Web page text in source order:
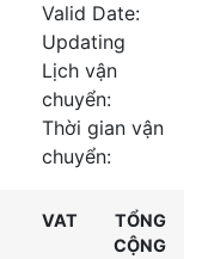
Valid Date:
Updating
Lịch vận
chuyển:
Thời gian vận
chuyển:
VAT
TỔNG
CỘNG